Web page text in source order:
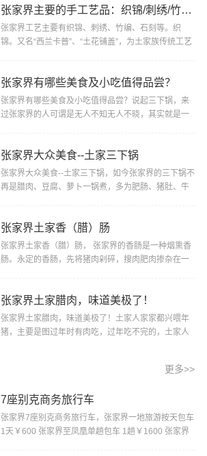
张家界主要的手工艺品：织锦/刺绣/竹编/石刻
张家界工艺主要有织锦、刺绣、竹编、石刻等。织
锦。又名“西兰卡普”、“土花铺盖”，为土家族传统工艺
张家界有哪些美食及小吃值得品尝？
张家界有哪些美食及小吃值得品尝？说起三下锅，来
过张家界的人可谓是无人不知无人不晓，其实就是一
张家界大众美食--土家三下锅
张家界大众美食--土家三下锅，如今张家界的三下锅不
再是腊肉、豆腐、萝卜一锅煮，多为肥肠、猪肚、牛
张家界土家香（腊）肠
张家界土家香（腊）肠， 张家界的香肠是一种烟熏香
肠。永定的香肠，先将猪肉剁碎，搜肉肥肉掺杂在一
张家界土家腊肉，味道美极了！
张家界土家腊肉，味道美极了！土家人家家都兴喂年
猪，主要是图过年时有肉吃，过年吃不完的，土家人
更多>>
7座别克商务旅行车
张家界7座别克商务旅行车，张家界一地旅游按天包车
1天￥600 张家界至凤凰单趟包车 1趟￥1600 张家界